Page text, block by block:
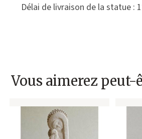
Délai de livraison de la statue :
Vous aimerez peut-